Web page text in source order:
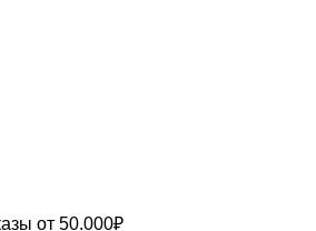
от 50.000₽